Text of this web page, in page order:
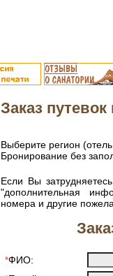
Заказ путевок
Выберите регион
Бронирование без
Если Вы
"дополнительная
номера и другие
*ФИО: